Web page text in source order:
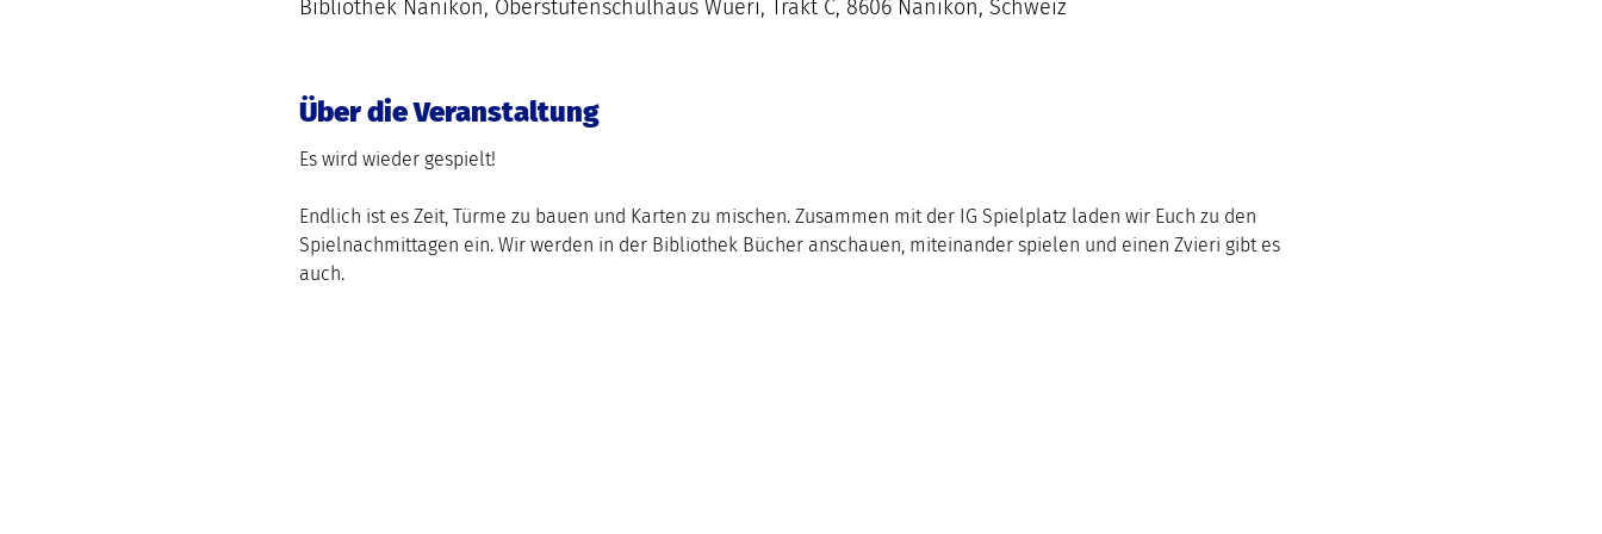
Bibliothek Nänikon, Oberstufenschulhaus Wüeri, Trakt C, 8606 Nänikon, Schweiz
Über die Veranstaltung
Endlich ist es Zeit, Türme zu bauen und Karten zu mischen. Zusammen mit der IG Spielplatz laden wir Euch zu den
Spielnachmittagen ein. Wir werden in der Bibliothek Bücher anschauen, miteinander spielen und einen Zvieri gibt es
auch.